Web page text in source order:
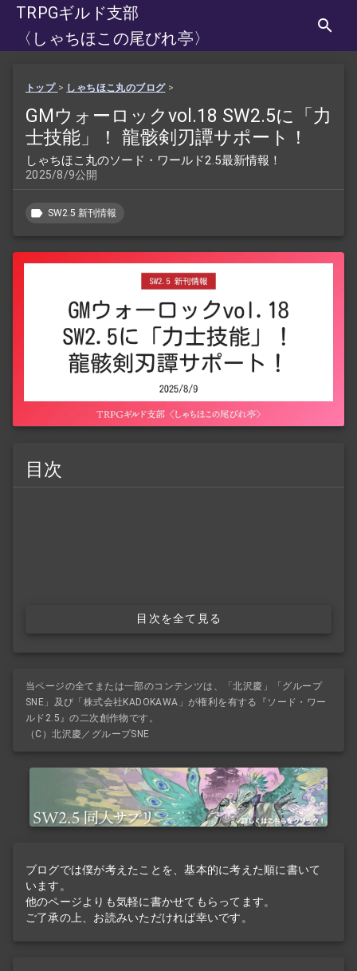
TRPGギルド支部
〈しゃちほこの尾びれ亭〉
トップ > しゃちほこ丸のブログ>
GMウォーロックvol.18 SW2.5に「力
士技能」！ 龍骸剣刃譚サポート！
しゃちほこ丸のソード・ワールド2.5最新情報！
2025/8/9公開
SW2.5 新刊情報
目次
目次を全て見る
当ページの全てまたは一部のコンテンツは、「北沢慶」「グループ
SNE」及び「株式会社KADOKAWA」が権利を有する『ソード・ワー
ルド2.5』の二次創作物です。
（C）北沢慶／グループSNE
ブログでは僕が考えたことを、基本的に考えた順に書いて
います。
他のページよりも気軽に書かせてもらってます。
ご了承の上、お読みいただければ幸いです。